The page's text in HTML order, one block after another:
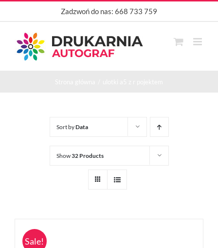
Przejdź
Zadzwoń do nas: 668 733 759
Sort byData
Show32 Products
Sale!